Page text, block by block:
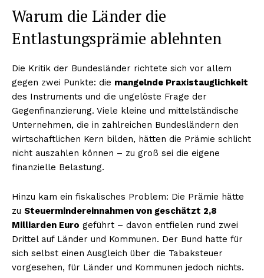
Warum die Länder die
Entlastungsprämie ablehnten
Die Kritik der Bundesländer richtete sich vor allem
gegen zwei Punkte: die mangelnde Praxistauglichkeit
des Instruments und die ungelöste Frage der
Gegenfinanzierung. Viele kleine und mittelständische
Unternehmen, die in zahlreichen Bundesländern den
wirtschaftlichen Kern bilden, hätten die Prämie schlicht
nicht auszahlen können – zu groß sei die eigene
finanzielle Belastung.
Hinzu kam ein fiskalisches Problem: Die Prämie hätte
zu Steuermindereinnahmen von geschätzt 2,8
Milliarden Euro geführt – davon entfielen rund zwei
Drittel auf Länder und Kommunen. Der Bund hatte für
sich selbst einen Ausgleich über die Tabaksteuer
vorgesehen, für Länder und Kommunen jedoch nichts.